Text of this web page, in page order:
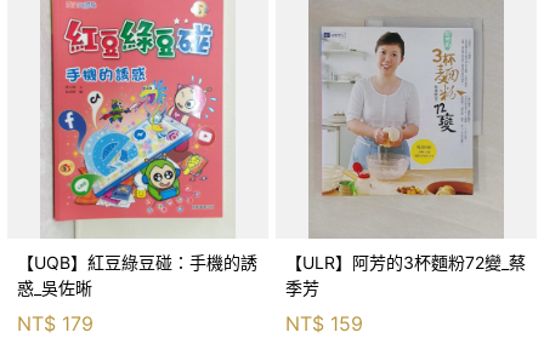
【UQB】紅豆綠豆碰：手機的誘
惑_吳佐晰
NT$ 179
【ULR】阿芳的3杯麵粉72變_蔡
季芳
NT$ 159